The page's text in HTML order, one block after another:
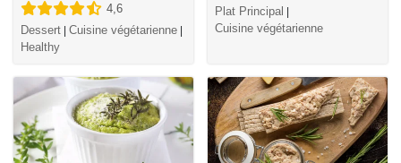
4,6
Dessert | Cuisine végétarienne |
Healthy
Plat Principal |
Cuisine végétarienne